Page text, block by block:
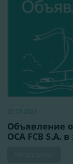
22.03.2021
Объявление
ОСА FCB S.A.